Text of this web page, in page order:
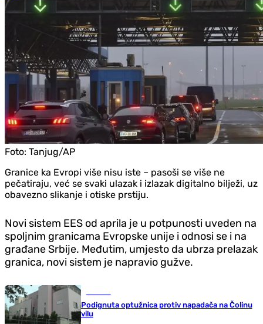
Foto: Tanjug/AP
Granice ka Evropi više nisu iste – pasoši se više ne
pečatiraju, već se svaki ulazak i izlazak digitalno bilježi, uz
obavezno slikanje i otiske prstiju.
Novi sistem EES od aprila je u potpunosti uveden na
spoljnim granicama Evropske unije i odnosi se i na
građane Srbije. Međutim, umjesto da ubrza prelazak
granica, novi sistem je napravio gužve.
Podignuta optužnica protiv napadača na Čolinu
vilu